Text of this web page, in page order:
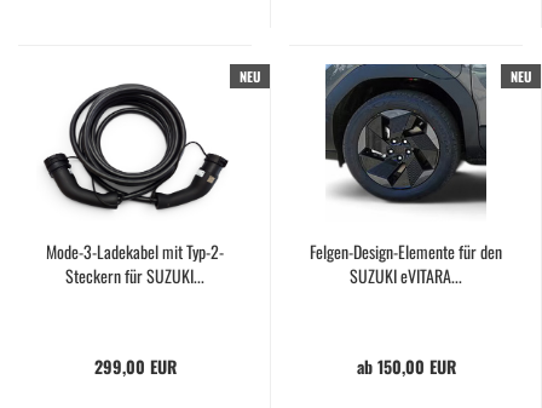
NEU
Mode-3-Ladekabel mit Typ-2-
Steckern für SUZUKI...
299,00 EUR
NEU
Felgen-Design-Elemente für den
SUZUKI eVITARA...
ab 150,00 EUR